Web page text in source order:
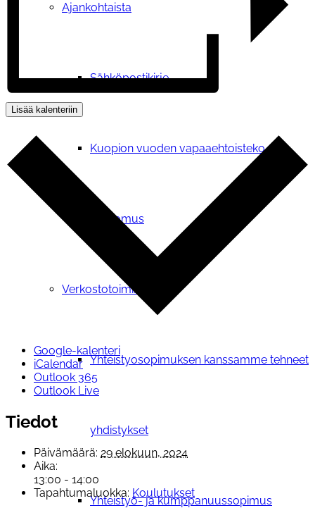
Ajankohtaista
Sähköpostikirje
Kuopion vuoden vapaaehtoisteko
Vetoomus
Verkostotoiminta
Yhteistyosopimuksen kanssamme tehneet
yhdistykset
Yhteistyö- ja kumppanuussopimus
Lisää kalenteriin
Google-kalenteri
iCalendar
Outlook 365
Outlook Live
Tiedot
Päivämäärä: 29 elokuun, 2024
Aika:
13:00 - 14:00
Tapahtumaluokka: Koulutukset